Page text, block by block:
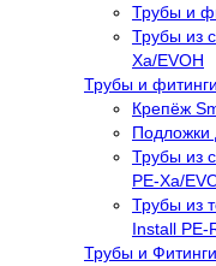
Трубы и
Трубы из
Xa/EVOH
Трубы и
Крепёж
Подложки
Трубы из
PE-Xa/
Трубы из
Install PE-
Трубы и